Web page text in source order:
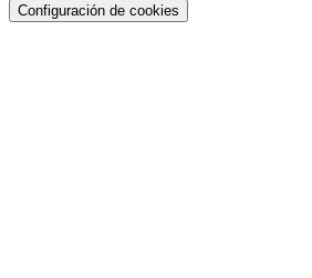
Configuración de cookies